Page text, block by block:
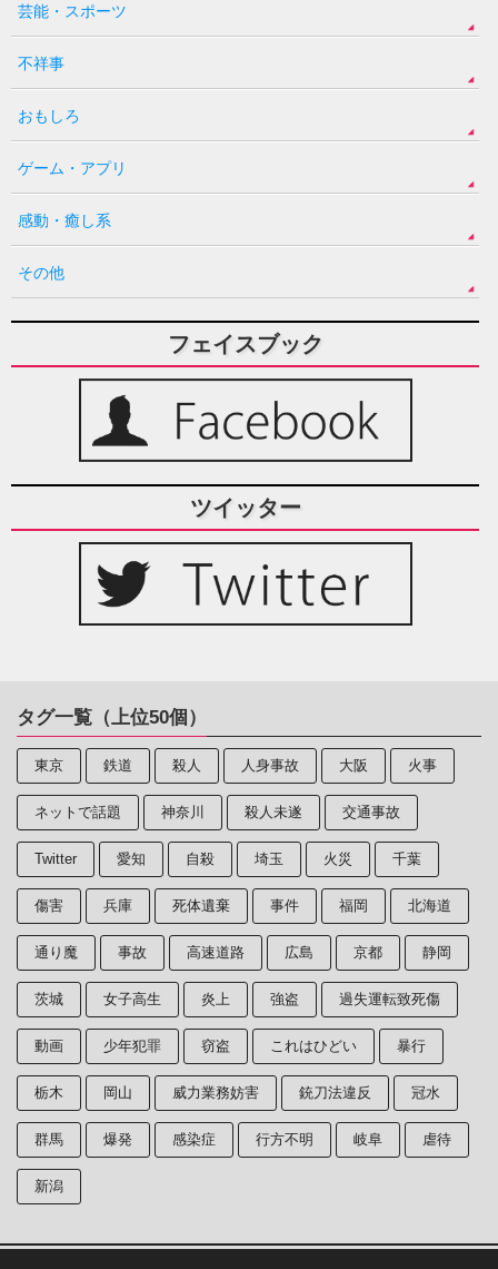
芸能・スポーツ
不祥事
おもしろ
ゲーム・アプリ
感動・癒し系
その他
フェイスブック
ツイッター
タグ一覧（上位50個）
東京 鉄道 殺人 人身事故 大阪 火事
ネットで話題 神奈川 殺人未遂 交通事故
Twitter 愛知 自殺 埼玉 火災 千葉
傷害 兵庫 死体遺棄 事件 福岡 北海道
通り魔 事故 高速道路 広島 京都 静岡
茨城 女子高生 炎上 強盗 過失運転致死傷
動画 少年犯罪 窃盗 これはひどい 暴行
栃木 岡山 威力業務妨害 銃刀法違反 冠水
群馬 爆発 感染症 行方不明 岐阜 虐待
新潟